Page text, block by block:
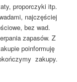
proporczyki itp.
najczęściej
bez wad.
zapasów. Z
poinformuję
zakupy.